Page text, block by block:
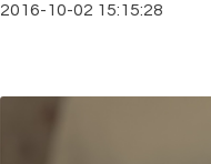
2016-10-02 15:15:28